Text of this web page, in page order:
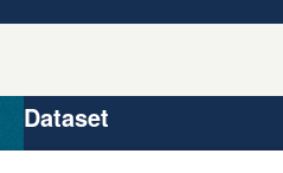
Organizzazioni
Gruppi
Dataset